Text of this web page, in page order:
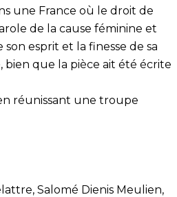
une France où le droit de
de la cause féminine et
esprit et la finesse de sa
que la pièce ait été écrite
réunissant une troupe
Salomé Dienis Meulien,